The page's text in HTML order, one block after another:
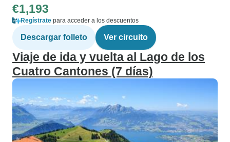
€1,193
Regístrate para acceder a los descuentos
Descargar folleto Ver circuito
Viaje de ida y vuelta al Lago de los
Cuatro Cantones (7 días)